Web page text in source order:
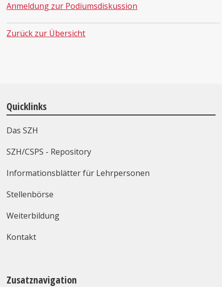
Anmeldung zur Podiumsdiskussion
Zurück zur Übersicht
Quicklinks
Das SZH
SZH/CSPS - Repository
Informationsblätter für Lehrpersonen
Stellenbörse
Weiterbildung
Kontakt
Zusatznavigation